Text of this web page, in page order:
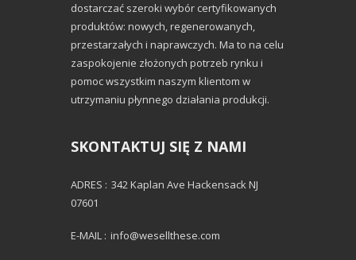
dostarczać szeroki wybór certyfikowanych
produktów: nowych, regenerowanych,
przestarzałych i naprawczych. Ma to na celu
zaspokojenie złożonych potrzeb rynku i
pomoc wszystkim naszym klientom w
utrzymaniu płynnego działania produkcji.
SKONTAKTUJ SIĘ Z NAMI
ADRES : 342 Kaplan Ave Hackensack NJ
07601
E-MAIL : info@wesellthese.com